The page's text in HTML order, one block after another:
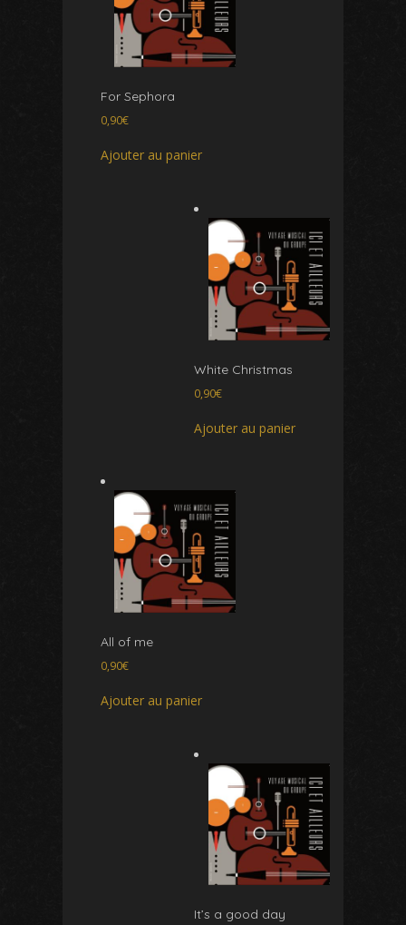
For Sephora
0,90€
Ajouter au panier
White Christmas
0,90€
Ajouter au panier
All of me
0,90€
Ajouter au panier
It’s a good day